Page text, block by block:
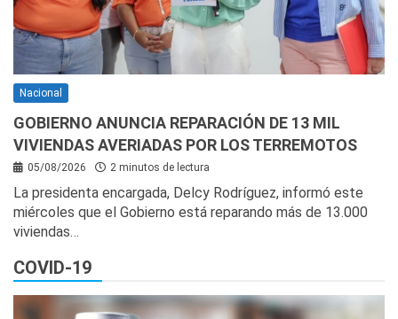
Nacional
GOBIERNO ANUNCIA REPARACIÓN DE 13 MIL
VIVIENDAS AVERIADAS POR LOS TERREMOTOS
05/08/2026 2 minutos de lectura
La presidenta encargada, Delcy Rodríguez, informó este
miércoles que el Gobierno está reparando más de 13.000
viviendas…
COVID-19